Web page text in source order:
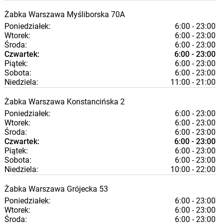
Żabka Warszawa Myśliborska 70A
Poniedziałek:
6:00 - 23:00
Wtorek:
6:00 - 23:00
Środa:
6:00 - 23:00
Czwartek:
6:00 - 23:00
Piątek:
6:00 - 23:00
Sobota:
6:00 - 23:00
Niedziela:
11:00 - 21:00
Żabka Warszawa Konstancińska 2
Poniedziałek:
6:00 - 23:00
Wtorek:
6:00 - 23:00
Środa:
6:00 - 23:00
Czwartek:
6:00 - 23:00
Piątek:
6:00 - 23:00
Sobota:
6:00 - 23:00
Niedziela:
10:00 - 22:00
Żabka Warszawa Grójecka 53
Poniedziałek:
6:00 - 23:00
Wtorek:
6:00 - 23:00
Środa:
6:00 - 23:00